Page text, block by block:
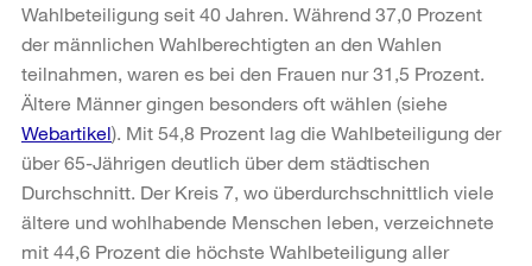
Wahlbeteiligung seit 40 Jahren. Während 37,0 Prozent
der männlichen Wahlberechtigten an den Wahlen
teilnahmen, waren es bei den Frauen nur 31,5 Prozent.
Ältere Männer gingen besonders oft wählen (siehe
Webartikel). Mit 54,8 Prozent lag die Wahlbeteiligung der
über 65-Jährigen deutlich über dem städtischen
Durchschnitt. Der Kreis 7, wo überdurchschnittlich viele
ältere und wohlhabende Menschen leben, verzeichnete
mit 44,6 Prozent die höchste Wahlbeteiligung aller